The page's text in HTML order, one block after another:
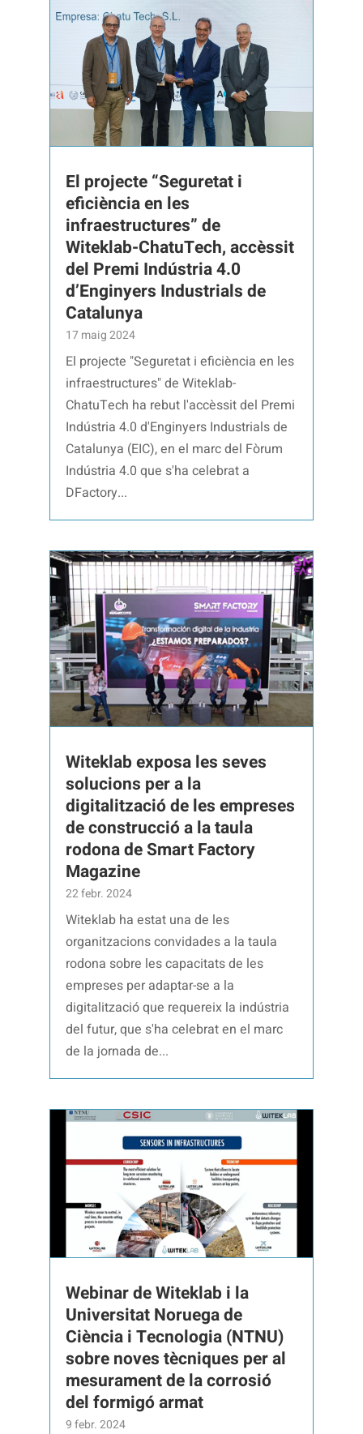
El projecte “Seguretat i
eficiència en les
infraestructures” de
Witeklab-ChatuTech, accèssit
del Premi Indústria 4.0
d’Enginyers Industrials de
Catalunya
17 maig 2024
El projecte "Seguretat i eficiència en les
infraestructures" de Witeklab-
ChatuTech ha rebut l'accèssit del Premi
Indústria 4.0 d'Enginyers Industrials de
Catalunya (EIC), en el marc del Fòrum
Indústria 4.0 que s'ha celebrat a
DFactory...
Witeklab exposa les seves
solucions per a la
digitalització de les empreses
de construcció a la taula
rodona de Smart Factory
Magazine
22 febr. 2024
Witeklab ha estat una de les
organitzacions convidades a la taula
rodona sobre les capacitats de les
empreses per adaptar-se a la
digitalització que requereix la indústria
del futur, que s'ha celebrat en el marc
de la jornada de...
Webinar de Witeklab i la
Universitat Noruega de
Ciència i Tecnologia (NTNU)
sobre noves tècniques per al
mesurament de la corrosió
del formigó armat
9 febr. 2024